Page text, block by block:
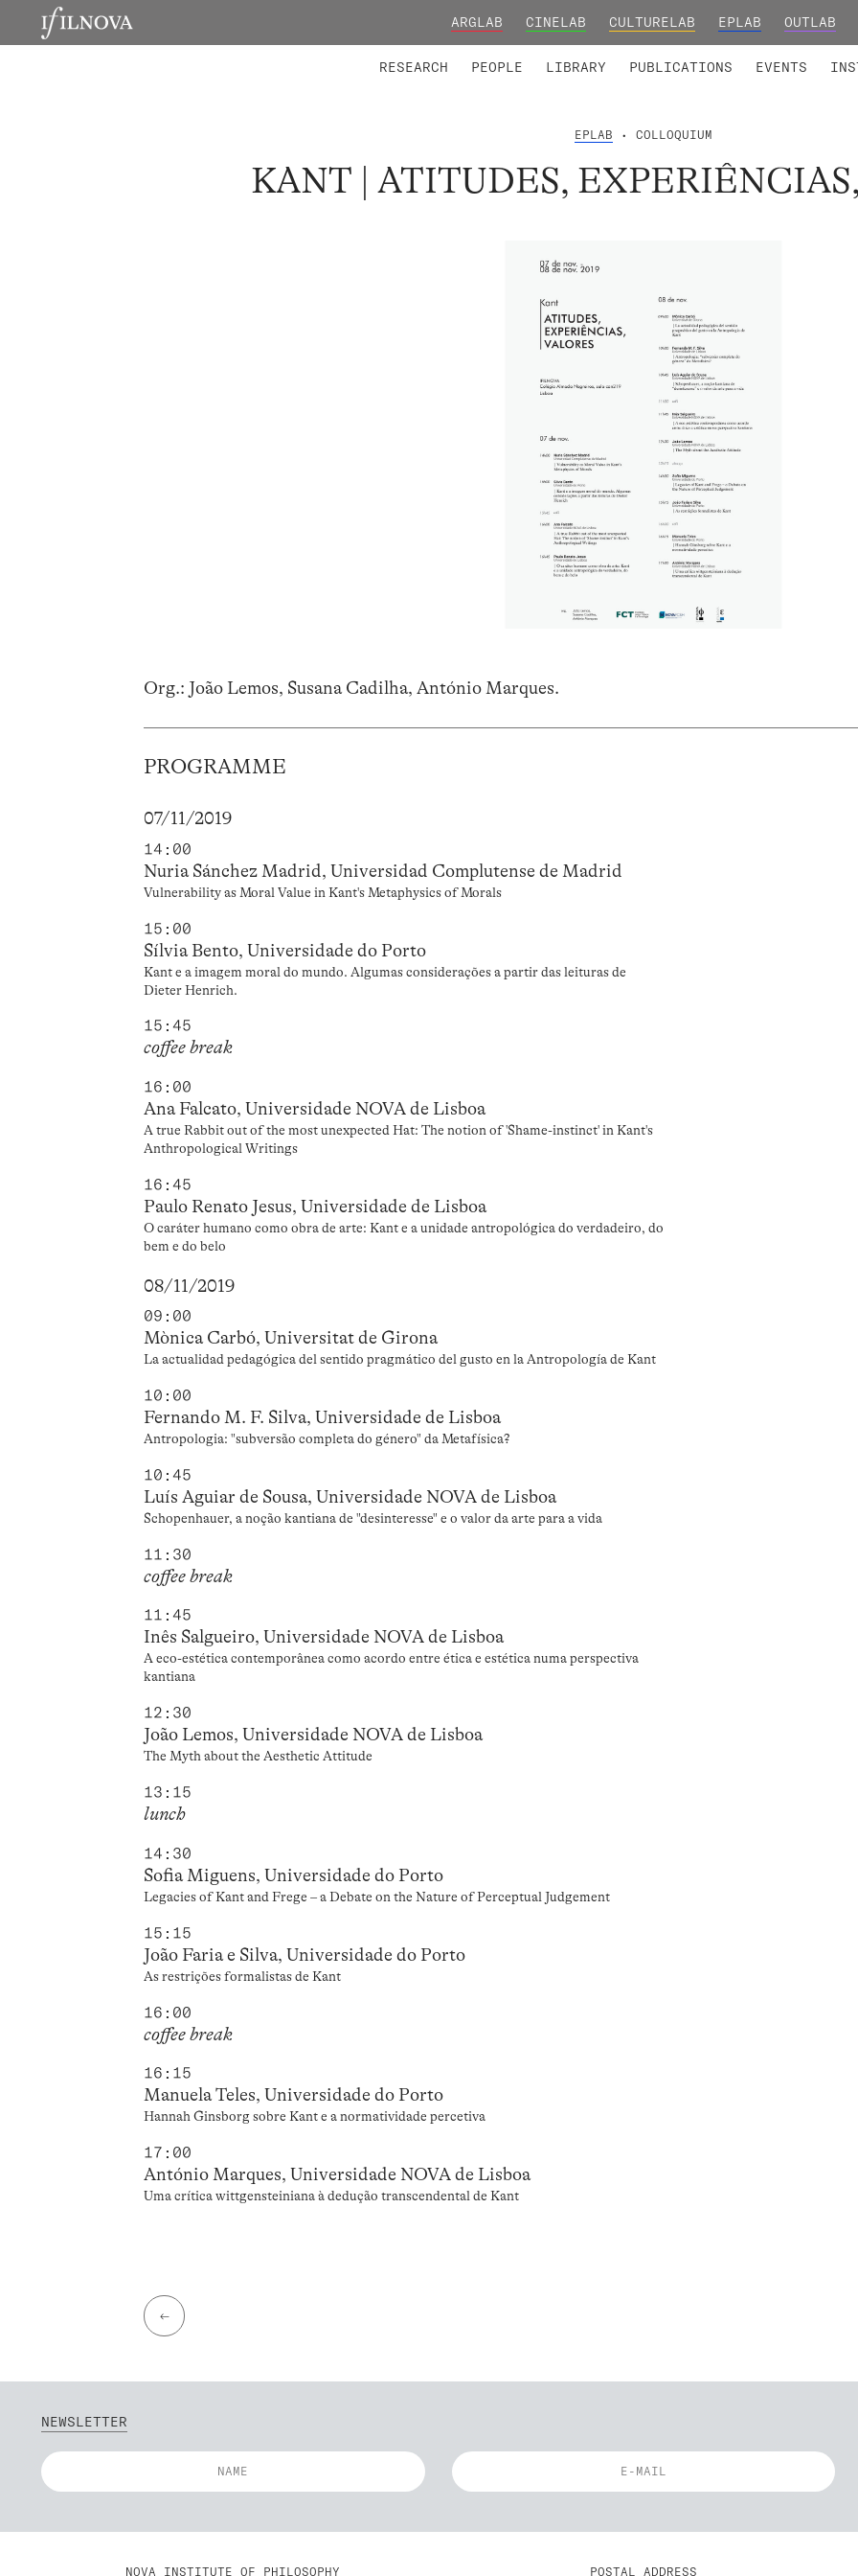
ARGLAB CINELAB CULTURELAB EPLAB OUTLAB
RESEARCH PEOPLE LIBRARY PUBLICATIONS EVENTS
EPLAB • COLLOQUIUM
KANT | ATITUDES,
Org.: João Lemos, Susana Cadilha, António Marques.
PROGRAMME
07/11/2019
14:00
Nuria Sánchez Madrid, Universidad Complutense de Madrid
Vulnerability as Moral Value in Kant's Metaphysics of Morals
15:00
Sílvia Bento, Universidade do Porto
Kant e a imagem moral do mundo. Algumas considerações a partir das leituras de
Dieter Henrich.
15:45
coffee break
16:00
Ana Falcato, Universidade NOVA de Lisboa
A true Rabbit out of the most unexpected Hat: The notion of 'Shame-instinct' in Kant's
Anthropological Writings
16:45
Paulo Renato Jesus, Universidade de Lisboa
O caráter humano como obra de arte: Kant e a unidade antropológica do verdadeiro, do
bem e do belo
08/11/2019
09:00
Mònica Carbó, Universitat de Girona
La actualidad pedagógica del sentido pragmático del gusto en la Antropología de Kant
10:00
Fernando M. F. Silva, Universidade de Lisboa
Antropologia: "subversão completa do género" da Metafísica?
10:45
Luís Aguiar de Sousa, Universidade NOVA de Lisboa
Schopenhauer, a noção kantiana de "desinteresse" e o valor da arte para a vida
11:30
coffee break
11:45
Inês Salgueiro, Universidade NOVA de Lisboa
A eco-estética contemporânea como acordo entre ética e estética numa perspectiva
kantiana
12:30
João Lemos, Universidade NOVA de Lisboa
The Myth about the Aesthetic Attitude
13:15
lunch
14:30
Sofia Miguens, Universidade do Porto
Legacies of Kant and Frege – a Debate on the Nature of Perceptual Judgement
15:15
João Faria e Silva, Universidade do Porto
As restrições formalistas de Kant
16:00
coffee break
16:15
Manuela Teles, Universidade do Porto
Hannah Ginsborg sobre Kant e a normatividade percetiva
17:00
António Marques, Universidade NOVA de Lisboa
Uma crítica wittgensteiniana à dedução transcendental de Kant
←
NEWSLETTER
NOVA INSTITUTE OF PHILOSOPHY POSTAL ADDRESS